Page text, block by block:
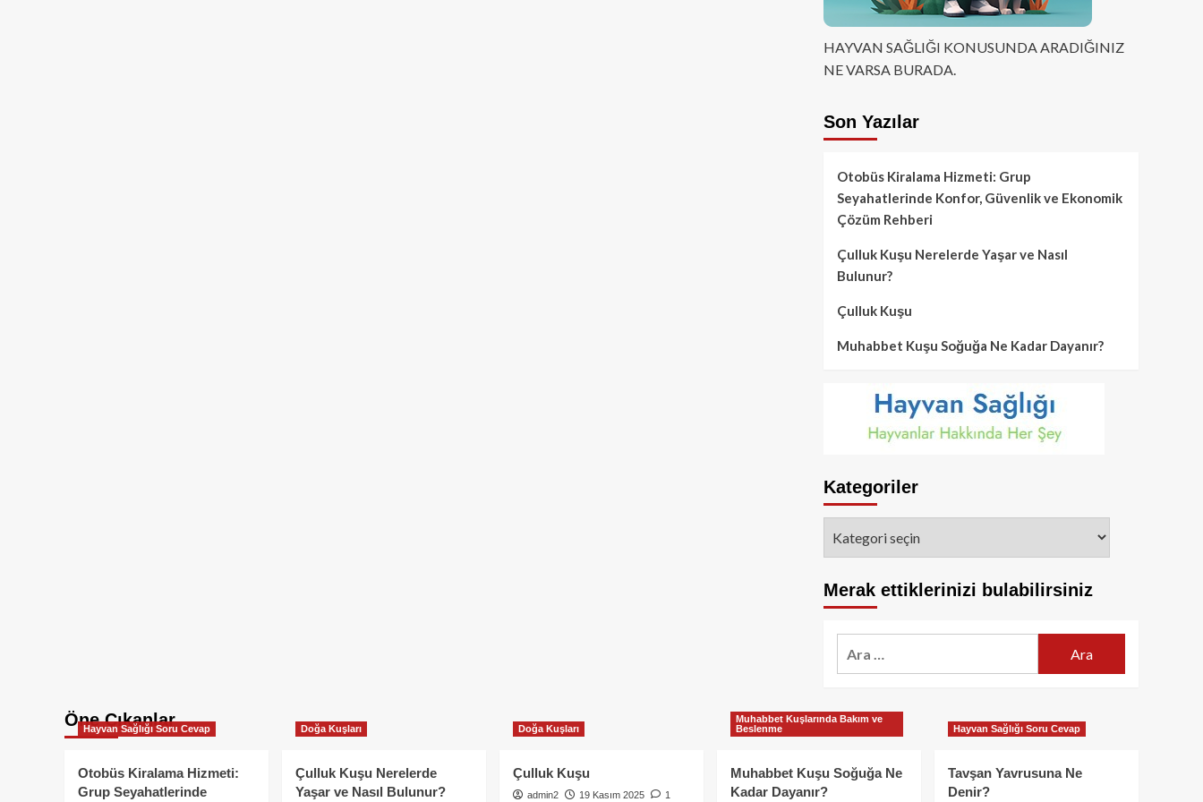
HAYVAN SAĞLIĞI KONUSUNDA ARADIĞINIZ
NE VARSA BURADA.
Son Yazılar
Otobüs Kiralama Hizmeti: Grup
Seyahatlerinde Konfor, Güvenlik ve Ekonomik
Çözüm Rehberi
Çulluk Kuşu Nerelerde Yaşar ve Nasıl
Bulunur?
Çulluk Kuşu
Muhabbet Kuşu Soğuğa Ne Kadar Dayanır?
Kategoriler
Merak ettiklerinizi bulabilirsiniz
Öne Çıkanlar
Hayvan Sağlığı Soru Cevap
Otobüs Kiralama Hizmeti:
Grup Seyahatlerinde
Doğa Kuşları
Çulluk Kuşu Nerelerde
Yaşar ve Nasıl Bulunur?
Doğa Kuşları
Çulluk Kuşu
admin2 19 Kasım 2025 1
Muhabbet Kuşlarında Bakım ve
Beslenme
Muhabbet Kuşu Soğuğa Ne
Kadar Dayanır?
Hayvan Sağlığı Soru Cevap
Tavşan Yavrusuna Ne
Denir?